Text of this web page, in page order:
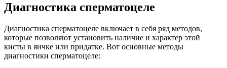
Диагностика сперматоцеле
Диагностика сперматоцеле включает в себя ряд методов,
которые позволяют установить наличие и характер этой
кисты в яичке или придатке. Вот основные методы
диагностики сперматоцеле: